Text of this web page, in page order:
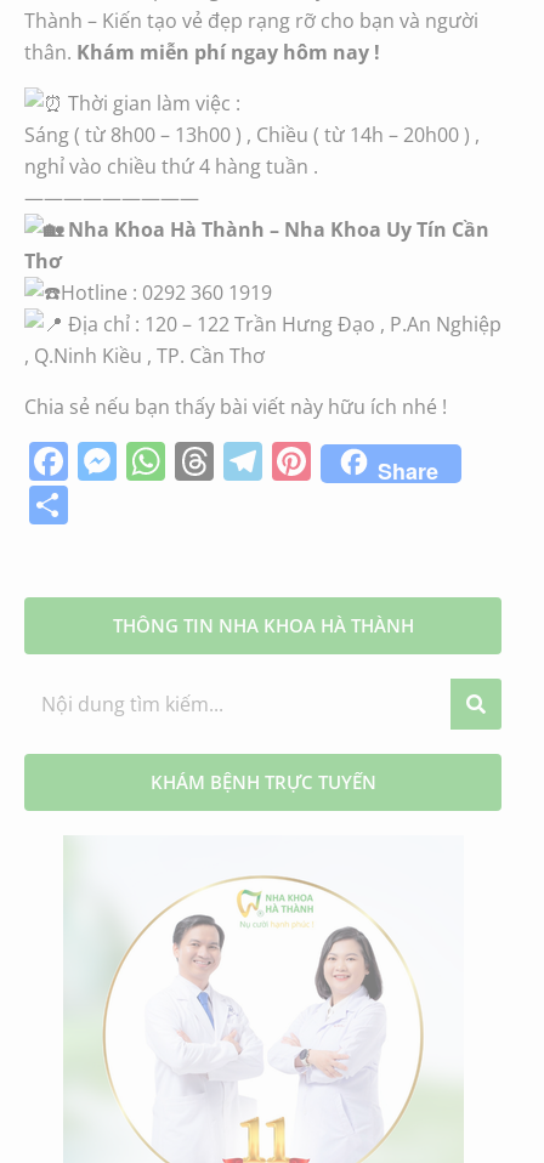
Thành – Kiến tạo vẻ đẹp rạng rỡ cho bạn và người
thân. Khám miễn phí ngay hôm nay !
Thời gian làm việc :
Sáng ( từ 8h00 – 13h00 ) , Chiều ( từ 14h – 20h00 ) ,
nghỉ vào chiều thứ 4 hàng tuần .
—————————
Nha Khoa Hà Thành – Nha Khoa Uy Tín Cần
Thơ
Hotline : 0292 360 1919
Địa chỉ : 120 – 122 Trần Hưng Đạo , P.An Nghiệp
, Q.Ninh Kiều , TP. Cần Thơ
Chia sẻ nếu bạn thấy bài viết này hữu ích nhé !
Facebook
Messenger
WhatsApp
Threads
Telegram
Pinterest
Share
THÔNG TIN NHA KHOA HÀ THÀNH
KHÁM BỆNH TRỰC TUYẾN